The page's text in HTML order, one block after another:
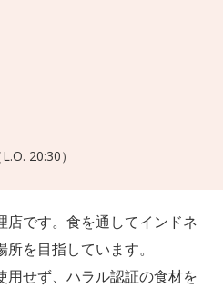
20:30）
店です。食を通してインドネ
を目指しています。
用せず、ハラル認証の食材を